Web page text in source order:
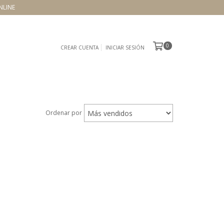
CREAR CUENTA INICIAR SESIÓN 0
Ordenar por